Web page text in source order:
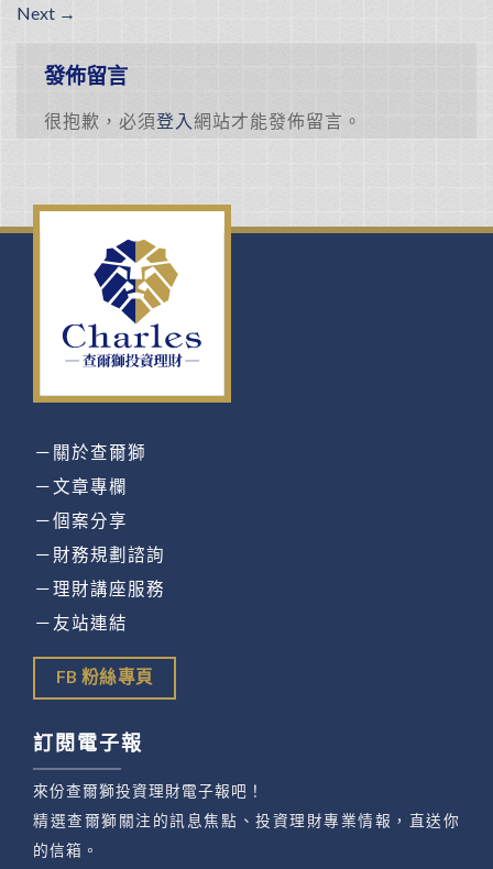
Next →
發佈留言
很抱歉，必須登入 網站才能發佈留言。
－關於查爾獅
－文章專欄
－個案分享
－財務規劃諮詢
－理財講座服務
－友站連結
FB 粉絲專頁
訂閱電子報
來份查爾獅投資理財電子報吧！
精選查爾獅關注的訊息焦點、投資理財專業情報，直送你
的信箱。